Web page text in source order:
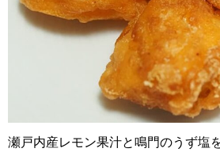
瀬戸内産レモン果汁と鳴門のうず塩